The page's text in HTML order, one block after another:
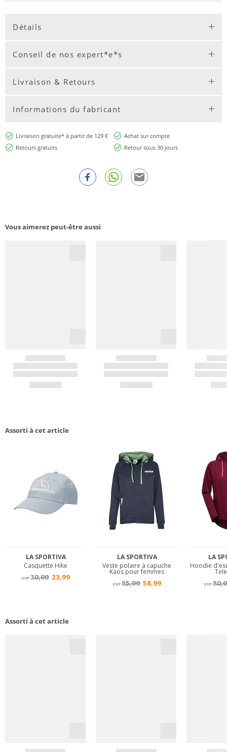
Détails
Conseil de nos expert*e*s
Livraison & Retours
Informations du fabricant
Livraison gratuite* à partir de 129 €
Achat sur compte
Retours gratuits
Retour sous 30 jours
Vous aimerez peut-être aussi
Assorti à cet article
Assorti à cet article